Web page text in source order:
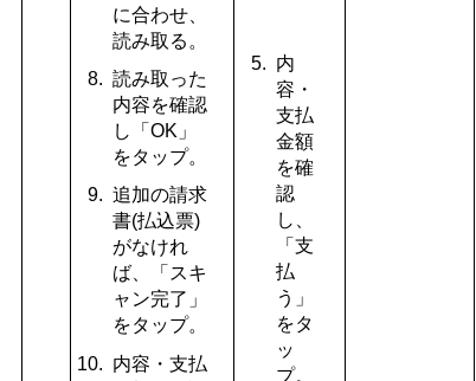
に合わせ、
読み取る。
読み取った
内容を確認
し「OK」
をタップ。
追加の請求
書(払込票)
がなけれ
ば、「スキ
ャン完了」
をタップ。
内容・支払
内
容・
支払
金額
を確
認
し、
「支
払
う」
をタ
ッ
プ。